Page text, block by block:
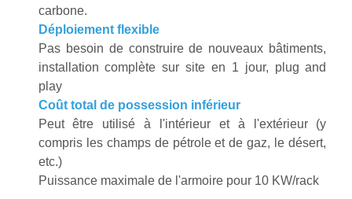
carbone.
Déploiement flexible
Pas besoin de construire de nouveaux bâtiments,
installation complète sur site en 1 jour, plug and
play
Coût total de possession inférieur
Peut être utilisé à l'intérieur et à l'extérieur (y
compris les champs de pétrole et de gaz, le désert,
etc.)
Puissance maximale de l'armoire pour 10 KW/rack